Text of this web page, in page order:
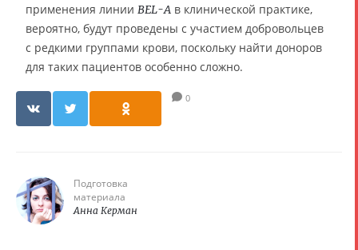
применения линии BEL-A в клинической практике,
вероятно, будут проведены с участием добровольцев
с редкими группами крови, поскольку найти доноров
для таких пациентов особенно сложно.
0
Подготовка
материала
Анна Керман